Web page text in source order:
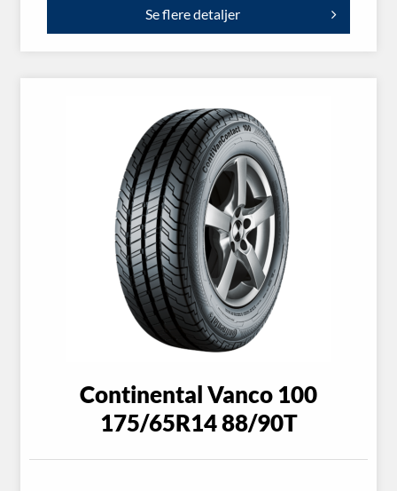
Se flere detaljer
Continental Vanco 100
175/65R14 88/90T